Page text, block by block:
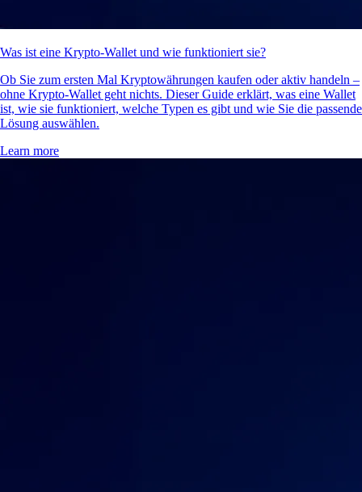
Was ist eine Krypto-Wallet und wie funktioniert sie?
Ob Sie zum ersten Mal Kryptowährungen kaufen oder aktiv handeln –
ohne Krypto-Wallet geht nichts. Dieser Guide erklärt, was eine Wallet
ist, wie sie funktioniert, welche Typen es gibt und wie Sie die passende
Lösung auswählen.
Learn more